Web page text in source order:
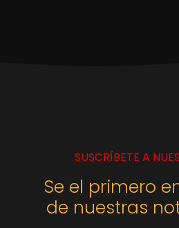
SUSCRÍBETE A
Se el primero
de nuestras